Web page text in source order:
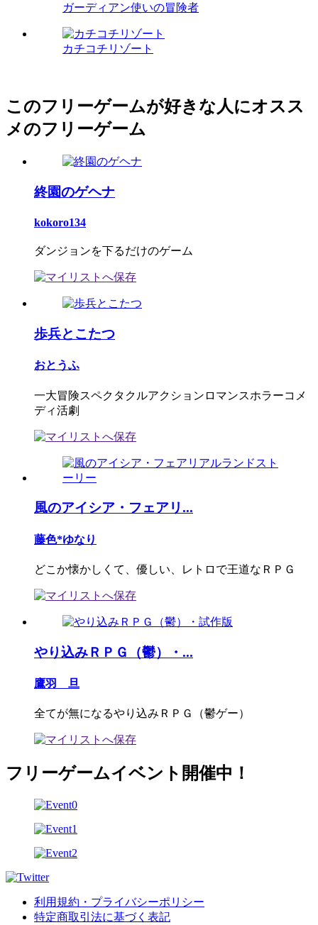
ガーディアン使いの冒険者
カチコチリゾート
このフリーゲームが好きな人にオスス
メのフリーゲーム
終園のゲヘナ
kokoro134
ダンジョンを下るだけのゲーム
歩兵とこたつ
おとうふ
一大冒険スペクタクルアクションロマンスホラーコメ
ディ活劇
風のアイシア・フェアリ...
藤色*ゆなり
どこか懐かしくて、優しい、レトロで王道なＲＰＧ
やり込みＲＰＧ（鬱）・...
鷹羽 旦
全てが無になるやり込みＲＰＧ（鬱ゲー）
フリーゲームイベント開催中！
利用規約・プライバシーポリシー
特定商取引法に基づく表記